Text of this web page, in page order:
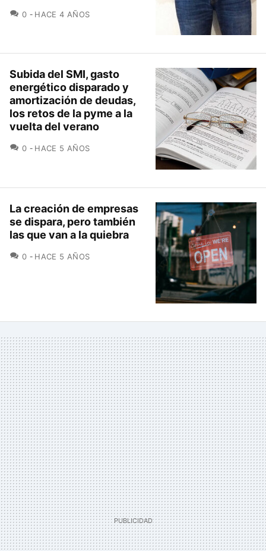
0 COMENTARIOS
HACE 4 AÑOS
Subida del SMI, gasto
energético disparado y
amortización de deudas,
los retos de la pyme a la
vuelta del verano
0 COMENTARIOS
HACE 5 AÑOS
La creación de empresas
se dispara, pero también
las que van a la quiebra
0 COMENTARIOS
HACE 5 AÑOS